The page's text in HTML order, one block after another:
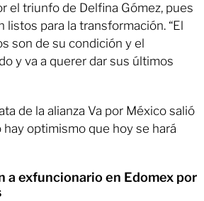
el triunfo de Delfina Gómez, pues
listos para la transformación. “El
son de su condición y el
y va a querer dar sus últimos
de la alianza Va por México salió
hay optimismo que hoy se hará
a exfuncionario en Edomex por